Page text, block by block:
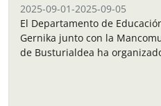
2025-09-01-2025-09-05
El Departamento de
Gernika junto con la
de Busturialdea ha